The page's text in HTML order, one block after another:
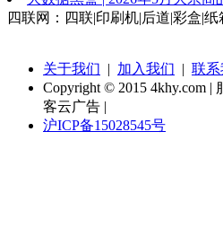
四联网：四联|印刷机|后道|彩盒|
关于我们 | 加入我们 | 联系
Copyright © 2015 4khy.com |
客云广告 |
沪ICP备15028545号